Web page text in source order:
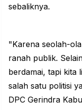
sebaliknya.
"Karena seolah-
ranah publik.
berdamai, tapi kita
salah satu politisi
DPC Gerindra